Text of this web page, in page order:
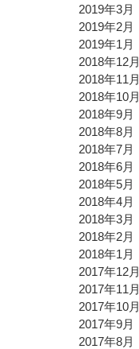
2019年3月
2019年2月
2019年1月
2018年12月
2018年11月
2018年10月
2018年9月
2018年8月
2018年7月
2018年6月
2018年5月
2018年4月
2018年3月
2018年2月
2018年1月
2017年12月
2017年11月
2017年10月
2017年9月
2017年8月